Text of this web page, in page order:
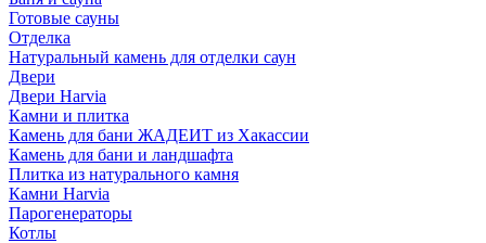
Готовые сауны
Отделка
Натуральный камень для отделки саун
Двери
Двери Harvia
Камни и плитка
Камень для бани ЖАДЕИТ из Хакассии
Камень для бани и ландшафта
Плитка из натурального камня
Камни Harvia
Парогенераторы
Котлы